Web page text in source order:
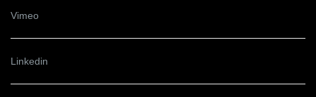
Vimeo
Linkedin